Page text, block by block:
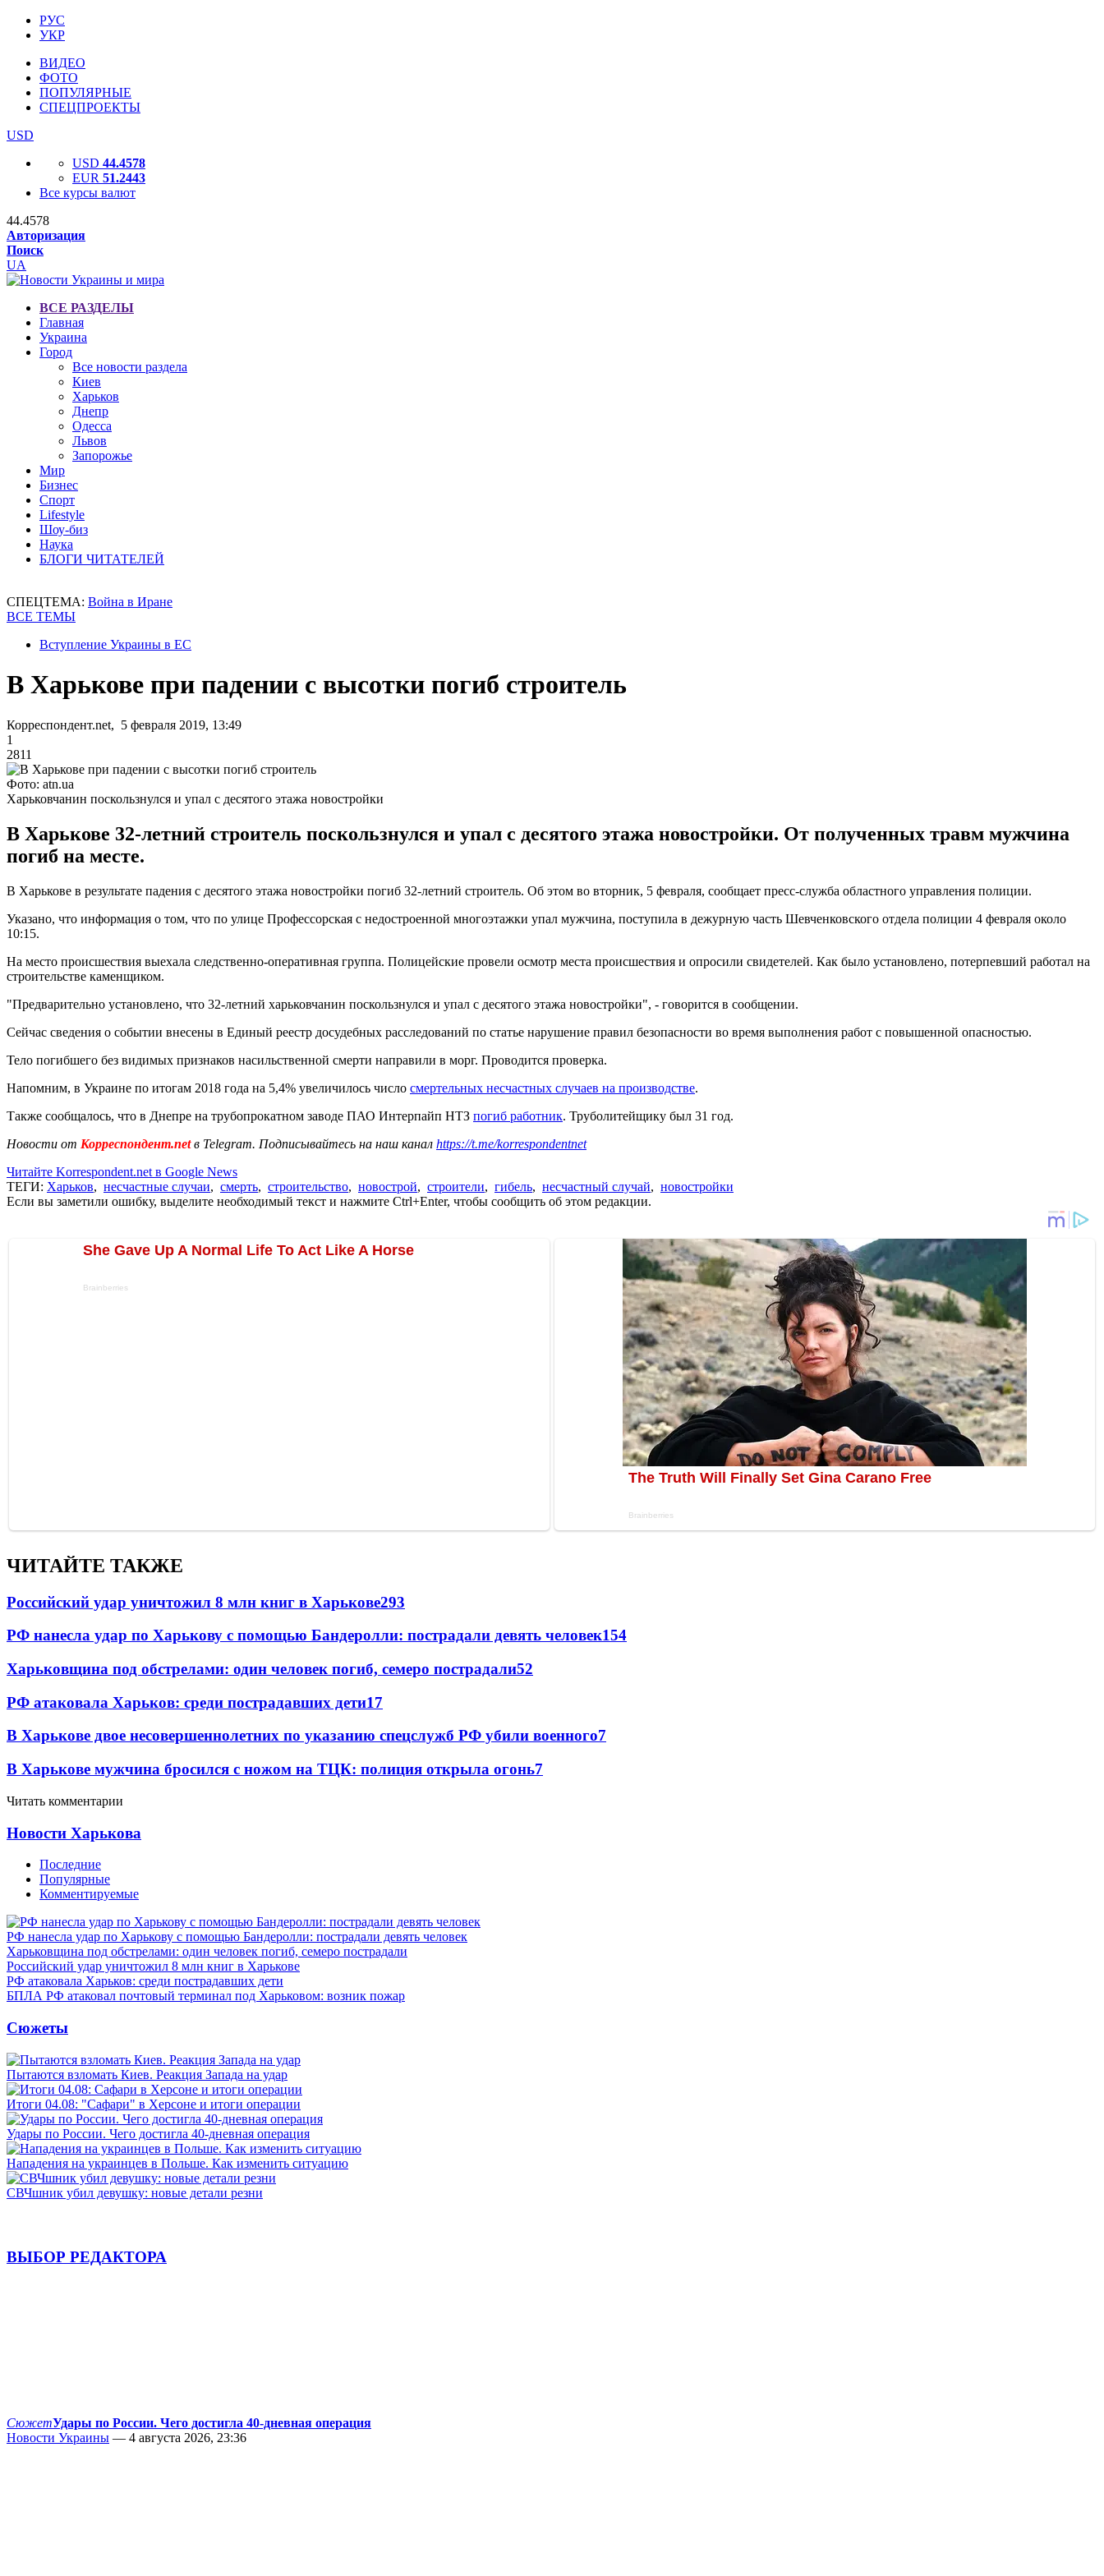
РУС
УКР
ВИДЕО
ФОТО
ПОПУЛЯРНЫЕ
СПЕЦПРОЕКТЫ
USD
USD 44.4578
EUR 51.2443
Все курсы валют
44.4578
Авторизация
Поиск
UA
ВСЕ РАЗДЕЛЫ
Главная
Украина
Город
Все новости раздела
Киев
Харьков
Днепр
Одесса
Львов
Запорожье
Мир
Бизнес
Спорт
Lifestyle
Шоу-биз
Наука
БЛОГИ ЧИТАТЕЛЕЙ
СПЕЦТЕМА: Война в Иране
ВСЕ ТЕМЫ
Вступление Украины в ЕС
В Харькове при падении с высотки погиб строитель
Корреспондент.net, 5 февраля 2019, 13:49
1
2811
Фото: atn.ua
Харьковчанин поскользнулся и упал с десятого этажа новостройки
В Харькове 32-летний строитель поскользнулся и упал с десятого этажа новостройки. От полученных травм мужчина
погиб на месте.
В Харькове в результате падения с десятого этажа новостройки погиб 32-летний строитель. Об этом во вторник, 5 февраля, сообщает пресс-служба областного управления полиции.
Указано, что информация о том, что по улице Профессорская с недостроенной многоэтажки упал мужчина, поступила в дежурную часть Шевченковского отдела полиции 4 февраля около
10:15.
На место происшествия выехала следственно-оперативная группа. Полицейские провели осмотр места происшествия и опросили свидетелей. Как было установлено, потерпевший работал на
строительстве каменщиком.
"Предварительно установлено, что 32-летний харьковчанин поскользнулся и упал с десятого этажа новостройки", - говорится в сообщении.
Сейчас сведения о событии внесены в Единый реестр досудебных расследований по статье нарушение правил безопасности во время выполнения работ с повышенной опасностью.
Тело погибшего без видимых признаков насильственной смерти направили в морг. Проводится проверка.
Напомним, в Украине по итогам 2018 года на 5,4% увеличилось число смертельных несчастных случаев на производстве.
Также сообщалось, что в Днепре на трубопрокатном заводе ПАО Интерпайп НТЗ погиб работник. Труболитейщику был 31 год.
Новости от Корреспондент.netв Telegram. Подписывайтесь на наш канал https://t.me/korrespondentnet
Читайте Korrespondent.net в Google News
ТЕГИ: Харьков, несчастные случаи, смерть, строительство, новострой, строители, гибель, несчастный случай, новостройки
Если вы заметили ошибку, выделите необходимый текст и нажмите Ctrl+Enter, чтобы сообщить об этом редакции.
ЧИТАЙТЕ ТАКЖЕ
Российский удар уничтожил 8 млн книг в Харькове293
РФ нанесла удар по Харькову с помощью Бандеролли: пострадали девять человек154
Харьковщина под обстрелами: один человек погиб, семеро пострадали52
РФ атаковала Харьков: среди пострадавших дети17
В Харькове двое несовершеннолетних по указанию спецслужб РФ убили военного7
В Харькове мужчина бросился с ножом на ТЦК: полиция открыла огонь7
Читать комментарии
Новости Харькова
Последние
Популярные
Комментируемые
РФ нанесла удар по Харькову с помощью Бандеролли: пострадали девять человек
Харьковщина под обстрелами: один человек погиб, семеро пострадали
Российский удар уничтожил 8 млн книг в Харькове
РФ атаковала Харьков: среди пострадавших дети
БПЛА РФ атаковал почтовый терминал под Харьковом: возник пожар
Сюжеты
Пытаются взломать Киев. Реакция Запада на удар
Итоги 04.08: "Сафари" в Херсоне и итоги операции
Удары по России. Чего достигла 40-дневная операция
Нападения на украинцев в Польше. Как изменить ситуацию
СВЧшник убил девушку: новые детали резни
ВЫБОР РЕДАКТОРА
СюжетУдары по России. Чего достигла 40-дневная операция
Новости Украины — 4 августа 2026, 23:36